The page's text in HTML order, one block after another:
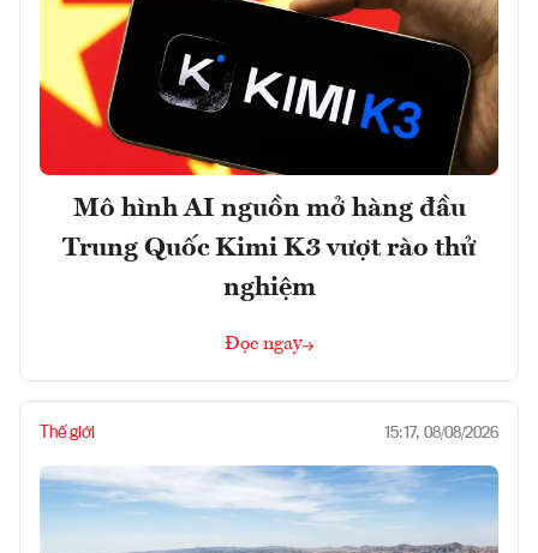
Mô hình AI nguồn mở hàng đầu
Trung Quốc Kimi K3 vượt rào thử
nghiệm
Đọc ngay
Thế giới 15:17, 08/08/2026